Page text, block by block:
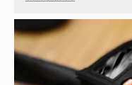
Imatvey